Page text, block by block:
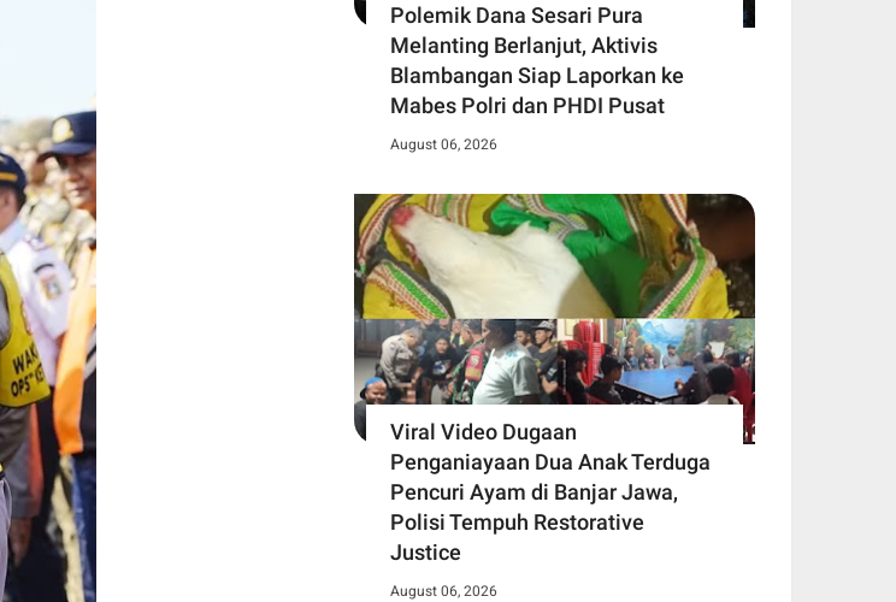
Polemik Dana Sesari Pura
Melanting Berlanjut, Aktivis
Blambangan Siap Laporkan ke
Mabes Polri dan PHDI Pusat
August 06, 2026
Viral Video Dugaan
Penganiayaan Dua Anak Terduga
Pencuri Ayam di Banjar Jawa,
Polisi Tempuh Restorative
Justice
August 06, 2026